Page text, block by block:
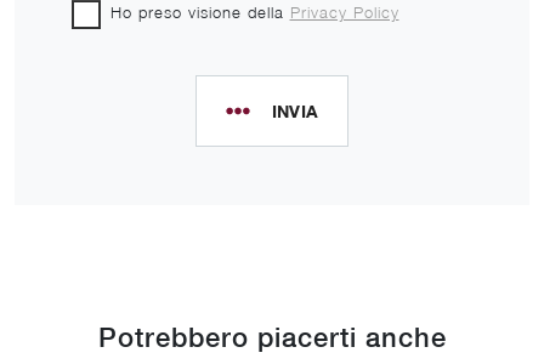
Ho preso visione della Privacy Policy
INVIA
Potrebbero piacerti anche